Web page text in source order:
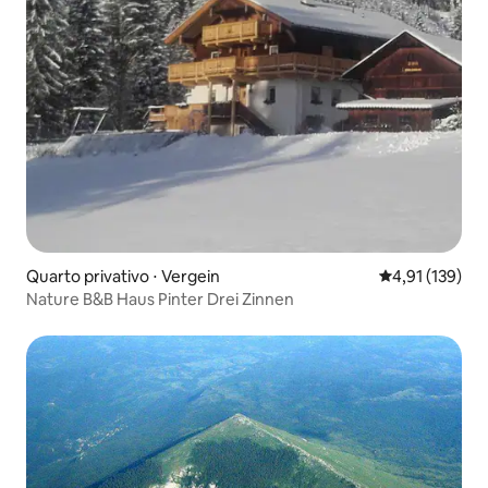
Quarto privativo ⋅ Vergein 4,91 de uma
4,91 (139)
Nature B&B Haus Pinter Drei Zinnen